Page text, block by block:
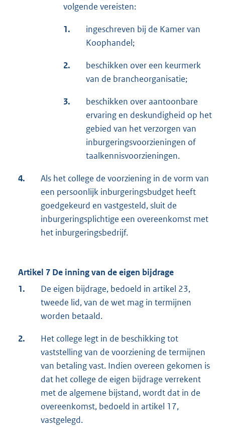
volgende vereisten:
1.
ingeschreven bij de Kamer van
Koophandel;
2.
beschikken over een keurmerk
van de brancheorganisatie;
3.
beschikken over aantoonbare
ervaring en deskundigheid op het
gebied van het verzorgen van
inburgeringsvoorzieningen of
taalkennisvoorzieningen.
4.
Als het college de voorziening in de vorm van
een persoonlijk inburgeringsbudget heeft
goedgekeurd en vastgesteld, sluit de
inburgeringsplichtige een overeenkomst met
het inburgeringsbedrijf.
Artikel 7 De inning van de eigen bijdrage
1.
De eigen bijdrage, bedoeld in artikel 23,
tweede lid, van de wet mag in termijnen
worden betaald.
2.
Het college legt in de beschikking tot
vaststelling van de voorziening de termijnen
van betaling vast. Indien overeen gekomen is
dat het college de eigen bijdrage verrekent
met de algemene bijstand, wordt dat in de
overeenkomst, bedoeld in artikel 17,
vastgelegd.